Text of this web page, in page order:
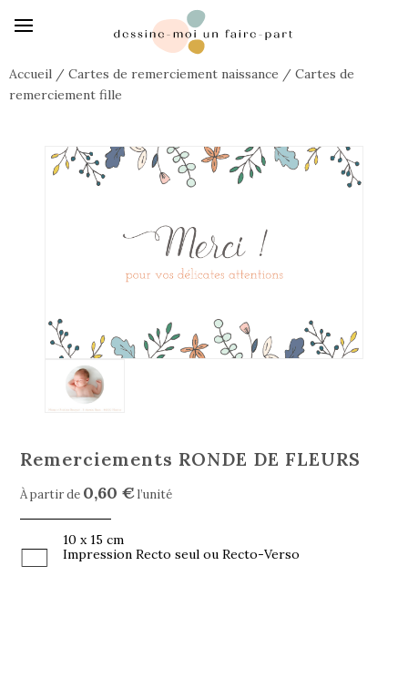
Accueil / Cartes de remerciement naissance / Cartes de
remerciement fille
Remerciements RONDE DE FLEURS
À partir de 0,60 €l’unité
10 x 15 cm
Impression Recto seul ou Recto-Verso